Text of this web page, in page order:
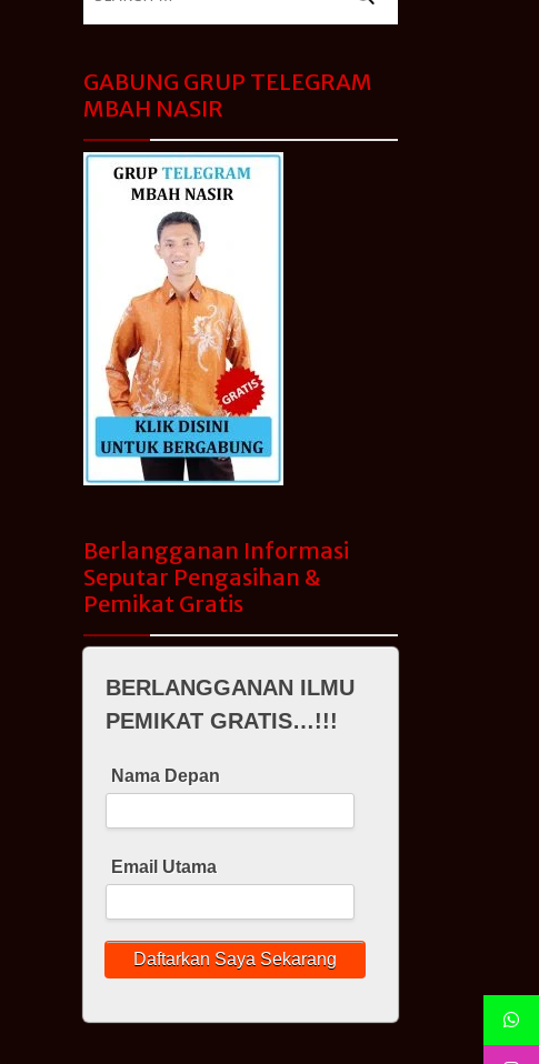
for:
GABUNG GRUP TELEGRAM
MBAH NASIR
Berlangganan Informasi
Seputar Pengasihan &
Pemikat Gratis
BERLANGGANAN ILMU
PEMIKAT GRATIS…!!!
Nama Depan
Email Utama